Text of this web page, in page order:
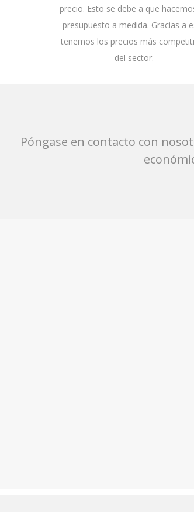
precio. Esto se debe a que
presupuesto a medida. Gracias a
tenemos los precios más
del sector.
Póngase en contacto con